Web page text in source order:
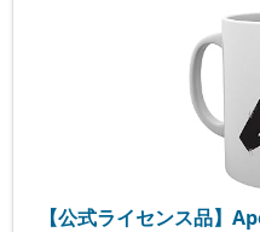
【公式ライセンス品】